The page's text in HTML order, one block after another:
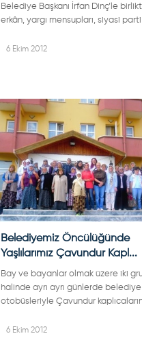
Belediye Başkanı İrfan Dinç’le
erkân, yargı mensupları, siyasi parti
emniyet teşkilatından oluşan...
6 Ekim 2012
Belediyemiz Öncülüğünde
Yaşlılarımız Çavundur Kapl...
Bay ve bayanlar olmak üzere iki
halinde ayrı ayrı günlerde belediye
otobüsleriyle Çavundur
ağırlandılar. Şuna kadar 35 erkek,
6 Ekim 2012